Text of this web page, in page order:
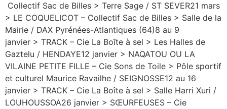
Collectif Sac de Billes > Terre Sage / ST SEVER21 mars
> LE COQUELICOT – Collectif Sac de Billes > Salle de la
Mairie / DAX Pyrénées-Atlantiques (64)8 au 9
janvier > TRACK – Cie La Boîte à sel > Les Halles de
Gaztelu / HENDAYE12 janvier > NAQATOU OU LA
VILAINE PETITE FILLE – Cie Sons de Toile > Pôle sportif
et culturel Maurice Ravailhe / SEIGNOSSE12 au 16
janvier > TRACK – Cie La Boîte à sel > Salle Harri Xuri /
LOUHOUSSOA26 janvier > SŒURFEUSES – Cie